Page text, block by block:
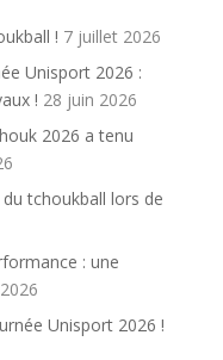
! 7 juillet 2026
Unisport 2026 :
! 28 juin 2026
2026 a tenu
tchoukball lors de
: une
Unisport 2026 !